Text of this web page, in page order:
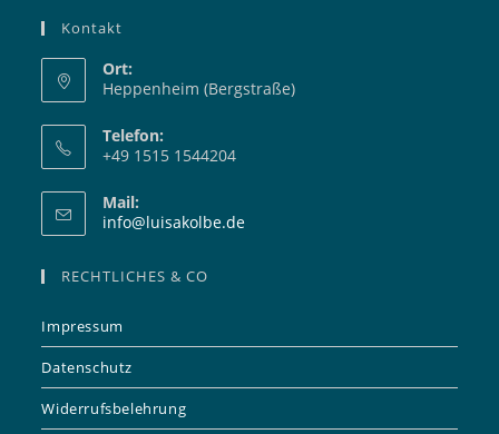
Kontakt
Ort:
Heppenheim (Bergstraße)
Telefon:
+49 1515 1544204
Mail:
info@luisakolbe.deOpens
RECHTLICHES & CO
Impressum
Datenschutz
Widerrufsbelehrung